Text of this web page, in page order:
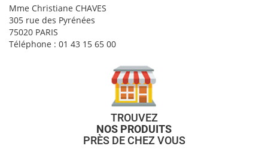
Mme Christiane CHAVES
305 rue des Pyrénées
75020 PARIS
Téléphone : 01 43 15 65 00
TROUVEZ
NOS PRODUITS
PRÈS DE CHEZ VOUS